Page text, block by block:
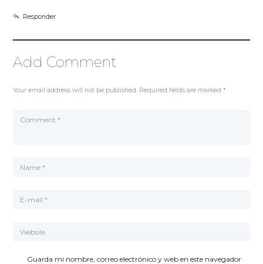
Responder
Add Comment
Your email address will not be published. Required fields are marked *
Guarda mi nombre, correo electrónico y web en este navegador